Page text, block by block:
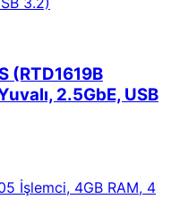
(RTD1619B
2.5GbE, USB